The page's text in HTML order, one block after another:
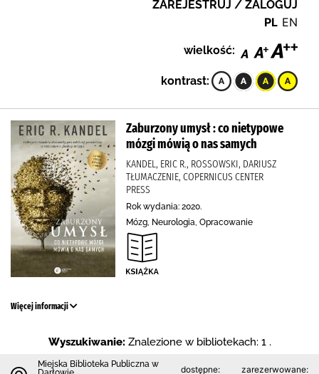
ZAREJESTRUJ / ZALOGUJ
PL EN
wielkość:
kontrast:
Zaburzony umysł : co nietypowe
mózgi mówią o nas samych
KANDEL, ERIC R., ROSSOWSKI, DARIUSZ
TŁUMACZENIE, COPERNICUS CENTER
PRESS
Rok wydania: 2020.
Mózg, Neurologia, Opracowanie
Więcej informacji
Wyszukiwanie: Znalezione w bibliotekach: 1 .
Miejska Biblioteka Publiczna w
dostępne: zarezerwowane: